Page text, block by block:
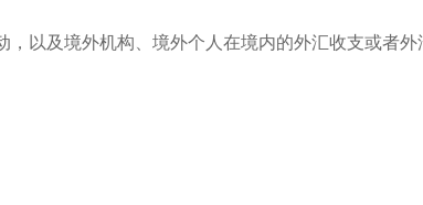
以及境外机构、境外个人在境内的外汇收支或者外